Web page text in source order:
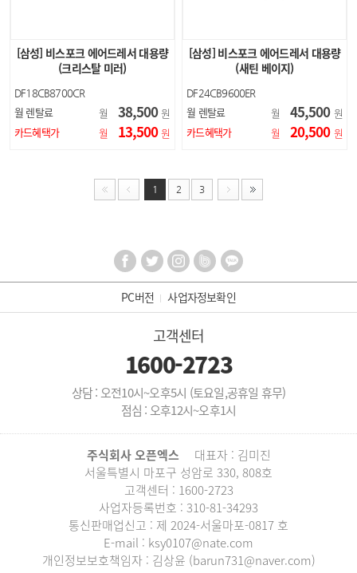
[삼성] 비스포크 에어드레서 대용량
(크리스탈 미러)
DF18CB8700CR
월 렌탈료 월 38,500 원
카드혜택가
월 13,500 원
[삼성] 비스포크 에어드레서 대용량
(새틴 베이지)
DF24CB9600ER
월 렌탈료 월 45,500 원
카드혜택가
월 20,500 원
1 2 3
PC버전 사업자정보확인
고객센터
1600-2723
상담 : 오전10시~오후5시 (토요일,공휴일 휴무)
점심 : 오후12시~오후1시
주식회사 오픈엑스
대표자 : 김미진
서울특별시 마포구 성암로 330, 808호
고객센터 : 1600-2723
사업자등록번호 : 310-81-34293
통신판매업신고 : 제 2024-서울마포-0817 호
E-mail : ksy0107@nate.com
개인정보보호책임자 : 김상윤 (barun731@naver.com)